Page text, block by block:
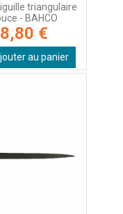
triangulaire
- BAHCO
8,80 €
au panier